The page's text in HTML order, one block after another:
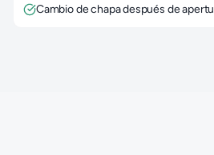
Cambio de chapa después de